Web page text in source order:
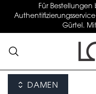
Für Bestellungen
Gürtel.
DAMEN